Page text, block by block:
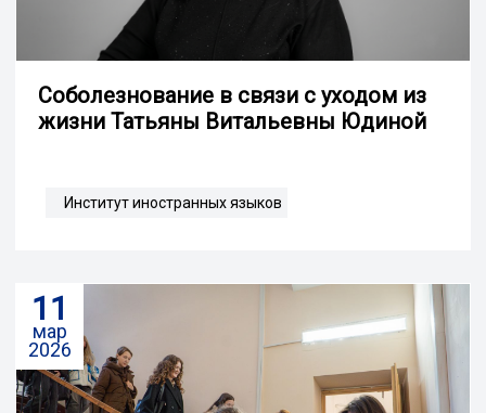
Соболезнование в связи с уходом из
жизни Татьяны Витальевны Юдиной
Институт иностранных языков
11
мар
2026